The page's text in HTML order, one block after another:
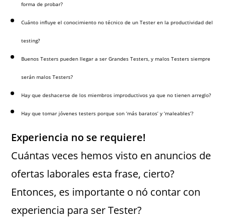
forma de probar?
Cuánto influye el conocimiento no técnico de un Tester en la productividad del
testing?
Buenos Testers pueden llegar a ser Grandes Testers, y malos Testers siempre
serán malos Testers?
Hay que deshacerse de los miembros improductivos ya que no tienen arreglo?
Hay que tomar jóvenes testers porque son ‘más baratos’ y ‘maleables’?
Experiencia no se requiere!
Cuántas veces hemos visto en anuncios de
ofertas laborales esta frase, cierto?
Entonces, es importante o nó contar con
experiencia para ser Tester?